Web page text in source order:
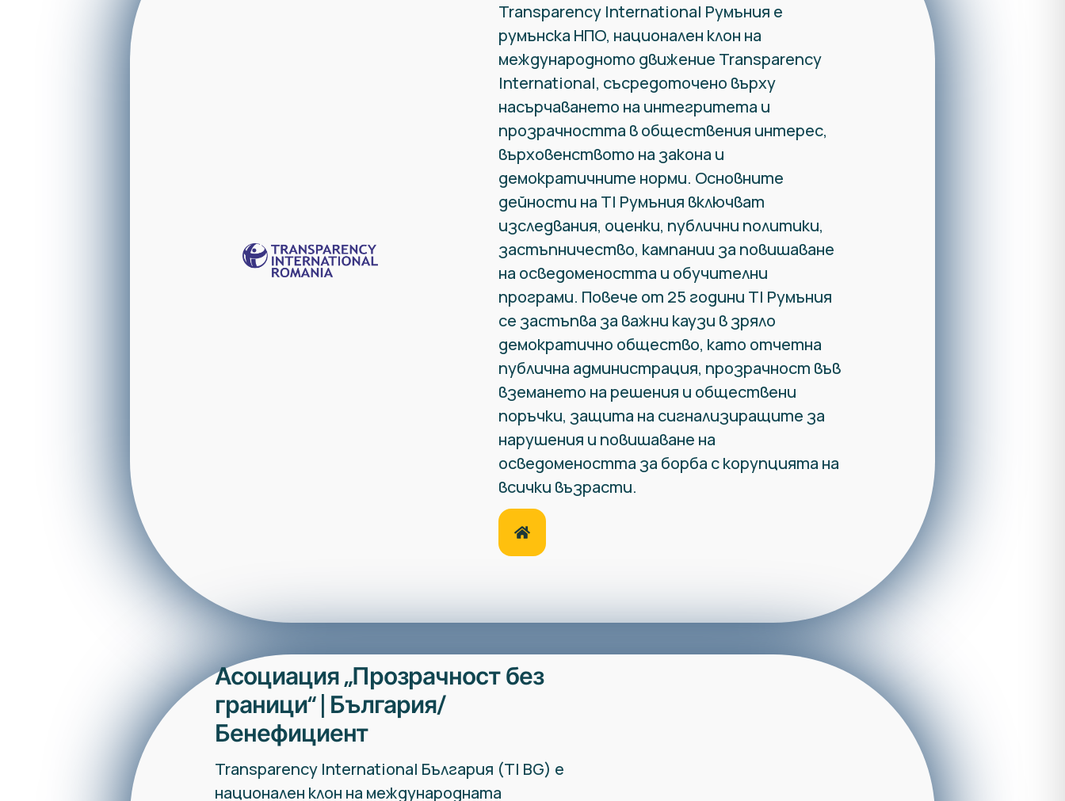
Transparency International Румъния е
румънска НПО, национален клон на
международното движение Transparency
International, съсредоточено върху
насърчаването на интегритета и
прозрачността в обществения интерес,
върховенството на закона и
демократичните норми. Основните
дейности на TI Румъния включват
изследвания, оценки, публични политики,
застъпничество, кампании за повишаване
на осведомеността и обучителни
програми. Повече от 25 години TI Румъния
се застъпва за важни каузи в зряло
демократично общество, като отчетна
публична администрация, прозрачност във
вземането на решения и обществени
поръчки, защита на сигнализиращите за
нарушения и повишаване на
осведомеността за борба с корупцията на
всички възрасти.
Асоциация „Прозрачност без
граници“ | България/
Бенефициент
Transparency International България (TI BG) е
национален клон на международната